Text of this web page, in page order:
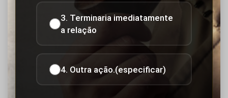
3. Terminaria imediatamente
a relação
4. Outra ação.(especificar)